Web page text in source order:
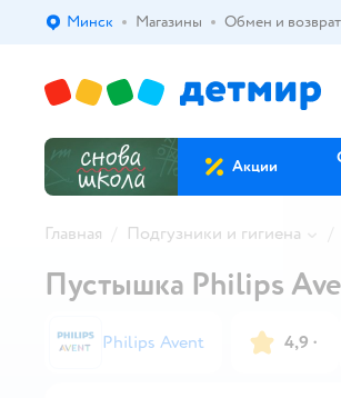
Выбор адреса доставки.
Минск Магазины Обмен и возврат
Акции
Главная Подгузники и гигиена
Пустышка Philips
Philips Avent 4,9 ·